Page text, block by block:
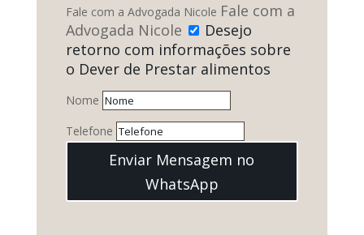
Fale com a Advogada Nicole Fale com a
Advogada Nicole
Desejo
retorno com informações sobre
o Dever de Prestar alimentos
Nome
Telefone
Enviar Mensagem no
WhatsApp